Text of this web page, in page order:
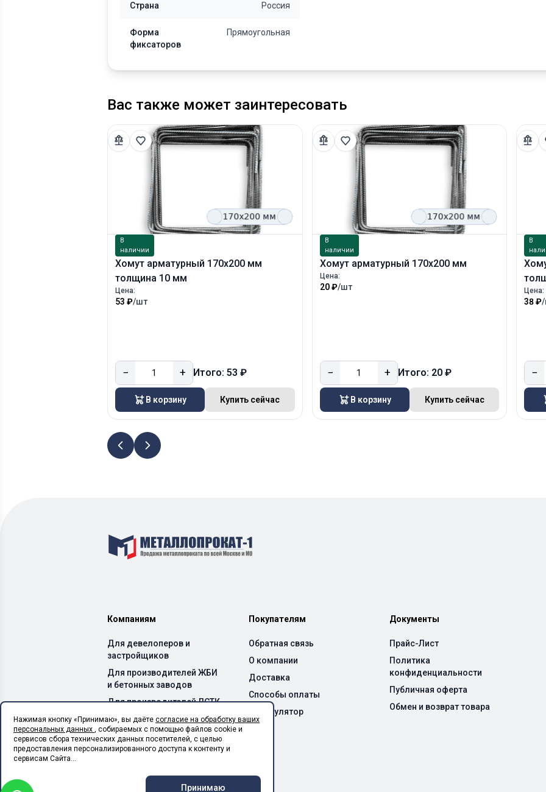
Страна Россия
Форма
фиксаторов
Прямоугольная
Вас также может заинтересовать
В
наличии
Хомут арматурный 170х200 мм
толщина 10 мм
Цена:
53 ₽/шт
− + Итого: 53 ₽
В корзину Купить сейчас
В
наличии
Хомут арматурный 170х200 мм
Цена:
20 ₽/шт
− + Итого: 20 ₽
В корзину Купить сейчас
В
Цена:
38 ₽
−
Компаниям
Для девелоперов и
застройщиков
Для производителей ЖБИ
и бетонных заводов
Для производителей ЛСТК
Для монтажных
организаций
Для сельхоз предприятий
Покупателям
Обратная связь
О компании
Доставка
Способы оплаты
Калькулятор
Документы
Прайс-Лист
Политика
конфиденциальности
Публичная оферта
Обмен и возврат товара
Нажимая кнопку «Принимаю», вы даёте согласие на обработку ваших
персональных данных , собираемых с помощью файлов cookie и
сервисов сбора технических данных посетителей, с целью
предоставления персонализированного доступа к контенту и
сервисам Сайта...
Принимаю